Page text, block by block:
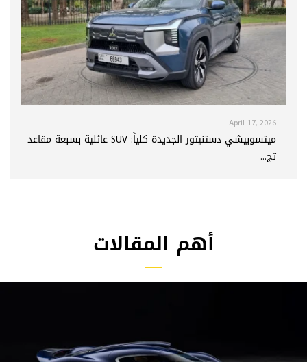
April 17, 2026
ميتسوبيشي دستنيتور الجديدة كلياً: SUV عائلية بسبعة مقاعد
تج...
أهم المقالات